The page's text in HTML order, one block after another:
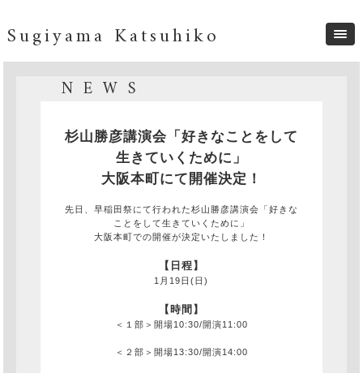
Sugiyama Katsuhiko
NEWS
杉山勝彦講演会「好きなことをして
生きていくために」
大阪本町にて開催決定！
先日、早稲田祭にて行われた杉山勝彦講演会「好きな
ことをして生きていくために」
大阪本町での開催が決定いたしました！
【日程】
1月19日(日)
【時間】
＜１部＞開場10:30/開演11:00
＜２部＞開場13:30/開演14:00